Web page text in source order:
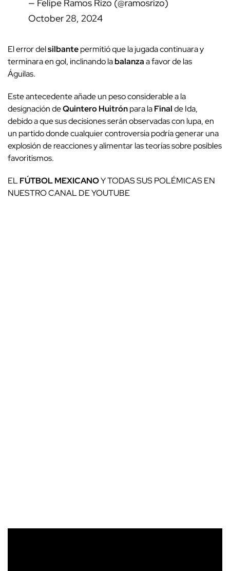
— Felipe Ramos Rizo (@ramosrizo)
October 28, 2024
El error delsilbantepermitió que la jugada continuara y
terminara en gol, inclinando labalanzaa favor de las
Águilas.
Este antecedente añade un peso considerable a la
designación deQuinteroHuitrónpara laFinalde Ida,
debido a que sus decisiones serán observadas con lupa, en
un partido donde cualquier controversia podría generar una
explosión de reacciones y alimentar las teorías sobre posibles
favoritismos.
ELFÚTBOLMEXICANOY TODAS SUS POLÉMICAS EN
NUESTRO CANAL DE YOUTUBE